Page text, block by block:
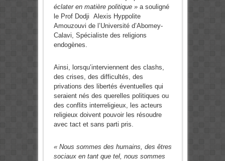
éclater en matière politique » a souligné
le Prof Dodji Alexis Hyppolite
Amouzouvi de l’Université d’Abomey-
Calavi, Spécialiste des religions
endogènes.
Ainsi, lorsqu’interviennent des clashs,
des crises, des difficultés, des
privations des libertés éventuelles qui
seraient nés des querelles politiques ou
des conflits interreligieux, les acteurs
religieux doivent pouvoir les résoudre
avec tact et sans parti pris.
« Nous sommes des humains, des êtres
sociaux en tant que tel, nous sommes